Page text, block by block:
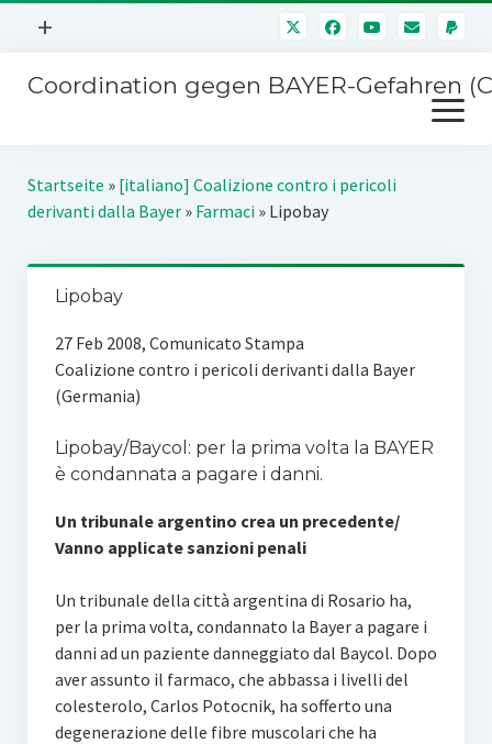
Menü
+
Mitmachen
Über uns
Impressum
Coordination gegen BAYER-Gefahren
Menü
öffnen
Kampagnen
SPENDEN
Startseite » [italiano] Coalizione contro i pericoli
derivanti dalla Bayer» Farmaci » Lipobay
Lipobay
27 Feb 2008, Comunicato Stampa
Coalizione contro i pericoli derivanti dalla Bayer
(Germania)
Lipobay/Baycol: per la prima volta la BAYER
è condannata a pagare i danni.
Un tribunale argentino crea un precedente/
Vanno applicate sanzioni penali
Un tribunale della città argentina di Rosario ha,
per la prima volta, condannato la Bayer a pagare i
danni ad un paziente danneggiato dal Baycol. Dopo
aver assunto il farmaco, che abbassa i livelli del
colesterolo, Carlos Potocnik, ha sofferto una
degenerazione delle fibre muscolari che ha